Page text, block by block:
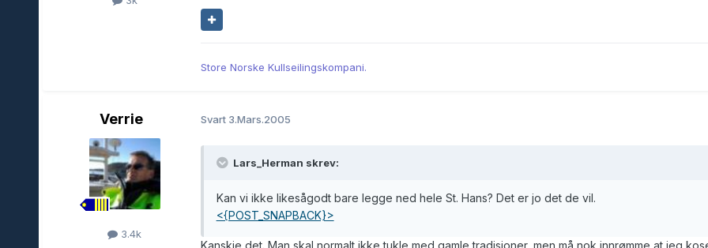
Store Norske Kullseilingskompani.
Verrie
3.4k
Svart 3.Mars.2005
Lars_Herman skrev:
Kan vi ikke likesågodt bare legge ned hele St. Hans? Det er jo det de vil.
<{POST_SNAPBACK}>
Kanskje det. Man skal normalt ikke tukle med gamle tradisjoner, men må nok innrømme at jeg